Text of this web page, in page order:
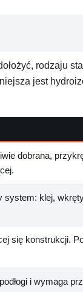
rodzaju
jest
dobrana,
system: klej,
się konstrukcji.
i wymaga